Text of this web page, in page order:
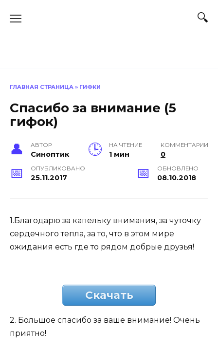
ГЛАВНАЯ СТРАНИЦА » ГИФКИ
Cпасибо за внимание (5
гифок)
АВТОР
Синоптик
НА ЧТЕНИЕ
1 мин
КОММЕНТАРИИ
0
ОПУБЛИКОВАНО
25.11.2017
ОБНОВЛЕНО
08.10.2018
1.Благодарю за капельку внимания, за чуточку
сердечного тепла, за то, что в этом мире
ожидания есть где то рядом добрые друзья!
Скачать
2. Большое спасибо за ваше внимание! Очень
приятно!